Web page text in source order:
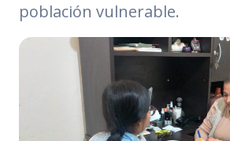
población vulnerable.